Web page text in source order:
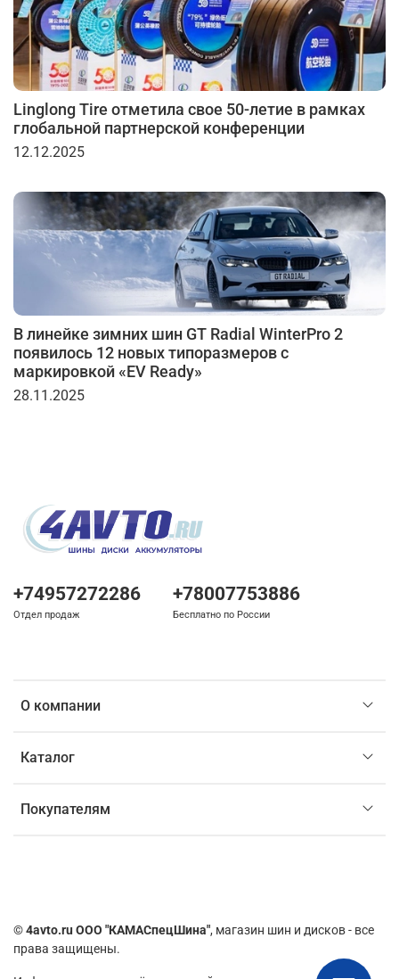
Linglong Tire отметила свое 50-летие в рамках
глобальной партнерской конференции
12.12.2025
В линейке зимних шин GT Radial WinterPro 2
появилось 12 новых типоразмеров с
маркировкой «EV Ready»
28.11.2025
О компании
Каталог
Покупателям
+74957272286
Отдел продаж
+78007753886
Бесплатно по России
©4avto.ru ООО "КАМАСпецШина", магазин шин и дисков - все
права защищены.